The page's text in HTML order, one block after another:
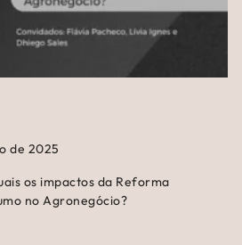
de 2025
os impactos da Reforma
no Agronegócio?